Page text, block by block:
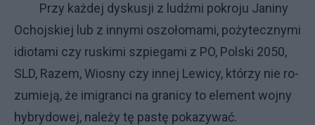
Przy każ­dej dys­ku­sji z ludź­mi po­kro­ju Ja­ni­ny
Ochoj­skiej lub z in­ny­mi oszo­ło­ma­mi, po­ży­tecz­ny­mi
idio­ta­mi czy ru­ski­mi szpie­ga­mi z PO, Pol­ski 2050,
SLD, Razem, Wiosny czy in­nej Le­wi­cy, któ­rzy nie ro­
zu­mie­ją, że imi­gran­ci na gra­ni­cy to ele­ment woj­ny
hy­bry­do­wej, na­le­ży tę pa­stę po­ka­zy­wać.